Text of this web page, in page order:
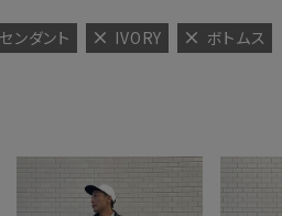
ンダント IVORY ボトムス